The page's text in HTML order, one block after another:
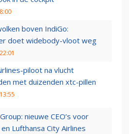
boven IndiGo:
doet widebody-vloot weg
piloot na vlucht
met duizenden xtc-pillen
nieuwe CEO’s voor
Lufthansa City Airlines